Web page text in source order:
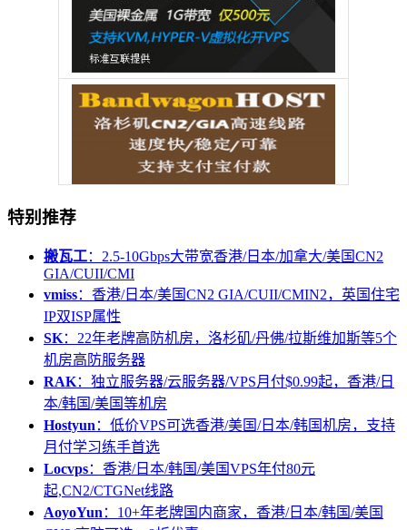
特别推荐
搬瓦工：2.5-10Gbps大带宽香港/日本/加拿大/美国CN2
GIA/CUII/CMI
vmiss：香港/日本/美国CN2 GIA/CUII/CMIN2，英国住宅
IP双ISP属性
SK：22年老牌高防机房，洛杉矶/丹佛/拉斯维加斯等5个
机房高防服务器
RAK：独立服务器/云服务器/VPS月付$0.99起，香港/日
本/韩国/美国等机房
Hostyun ：低价VPS可选香港/美国/日本/韩国机房，支持
月付学习练手首选
Locvps：香港/日本/韩国/美国VPS年付80元
起,CN2/CTGNet线路
AoyoYun ：10+年老牌国内商家，香港/日本/韩国/美国